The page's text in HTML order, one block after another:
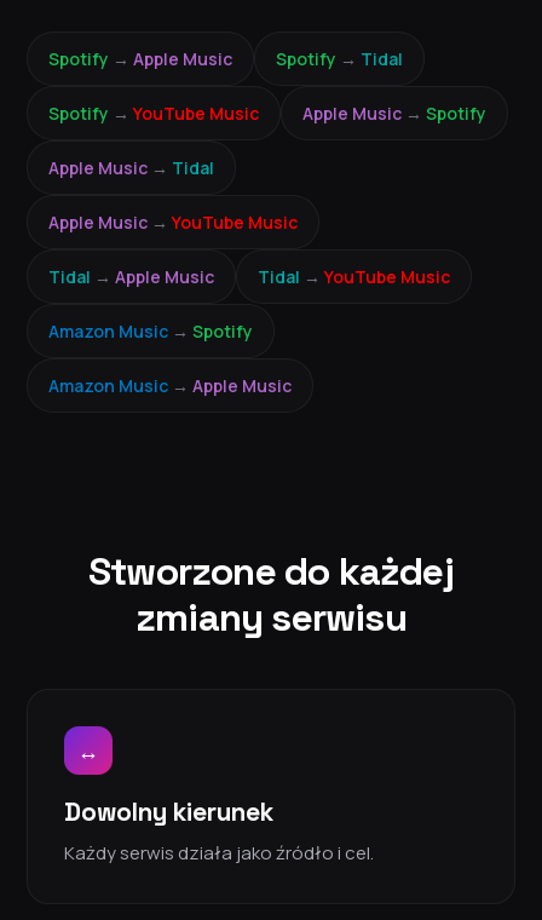
Spotify → Apple Music Spotify → Tidal
Spotify → YouTube Music Apple Music → Spotify
Apple Music → Tidal
Apple Music → YouTube Music
Tidal → Apple Music Tidal → YouTube Music
Amazon Music → Spotify
Amazon Music → Apple Music
Stworzone do każdej
zmiany serwisu
↔
Dowolny kierunek
Każdy serwis działa jako źródło i cel.